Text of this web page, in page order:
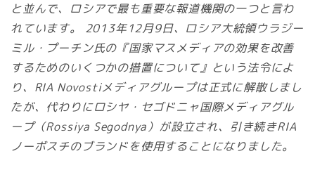
と並んで、ロシアで最も重要な報道機関の一つと言わ
れています。 2013年12月9日、ロシア大統領ウラジー
ミル・プーチン氏の『国家マスメディアの効果を改善
するためのいくつかの措置について』という法令によ
り、RIA Novostiメディアグループは正式に解散しまし
たが、代わりにロシヤ・セゴドニャ国際メディアグル
ープ（Rossiya Segodnya）が設立され、引き続きRIA
ノーボスチのブランドを使用することになりました。